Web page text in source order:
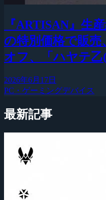
『ARTISAN』生
の特別価格で販売
オフ、「ハヤテ乙
2026年6月17日
PC・ゲーミングデバイス
最新記事